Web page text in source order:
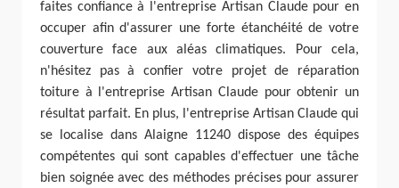
faites confiance à l'entreprise Artisan Claude pour en
occuper afin d'assurer une forte étanchéité de votre
couverture face aux aléas climatiques. Pour cela,
n'hésitez pas à confier votre projet de réparation
toiture à l'entreprise Artisan Claude pour obtenir un
résultat parfait. En plus, l'entreprise Artisan Claude qui
se localise dans Alaigne 11240 dispose des équipes
compétentes qui sont capables d'effectuer une tâche
bien soignée avec des méthodes précises pour assurer